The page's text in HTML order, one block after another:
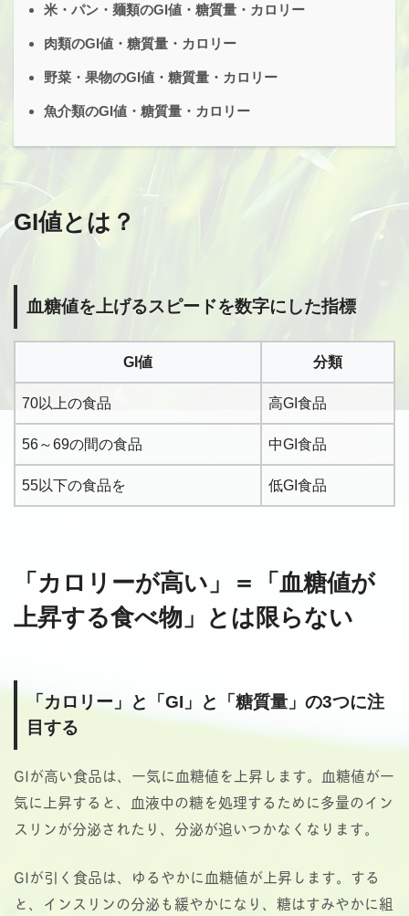
米・パン・麺類のGI値・糖質量・カロリー
肉類のGI値・糖質量・カロリー
野菜・果物のGI値・糖質量・カロリー
魚介類のGI値・糖質量・カロリー
GI値とは？
血糖値を上げるスピードを数字にした指標
GI値 分類
70以上の食品 高GI食品
56～69の間の食品 中GI食品
55以下の食品を 低GI食品
「カロリーが高い」＝「血糖値が
上昇する食べ物」とは限らない
「カロリー」と「GI」と「糖質量」の3つに注
目する
GIが高い食品は、一気に血糖値を上昇します。血糖値が一
気に上昇すると、血液中の糖を処理するために多量のイン
スリンが分泌されたり、分泌が追いつかなくなります。
GIが引く食品は、ゆるやかに血糖値が上昇します。する
と、インスリンの分泌も緩やかになり、糖はすみやかに組